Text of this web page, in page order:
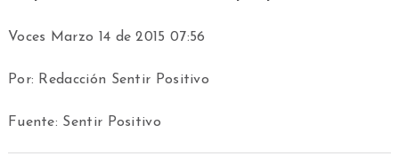
Voces Marzo 14 de 2015 07:56
Por: Redacción Sentir Positivo
Fuente: Sentir Positivo